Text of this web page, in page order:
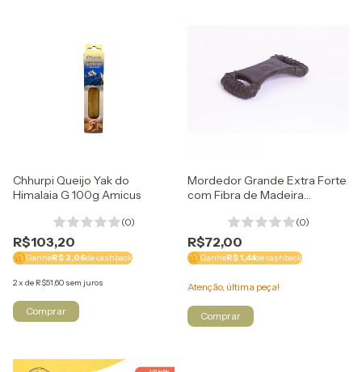
Chhurpi Queijo Yak do
Himalaia G 100g Amicus
(0)
R$103,20
GanheR$ 2,06de cashback
2x de R$51,60 sem juros
Mordedor Grande Extra Forte
com Fibra de Madeira
(0)
R$72,00
GanheR$ 1,44de cashback
Atenção, última peça!